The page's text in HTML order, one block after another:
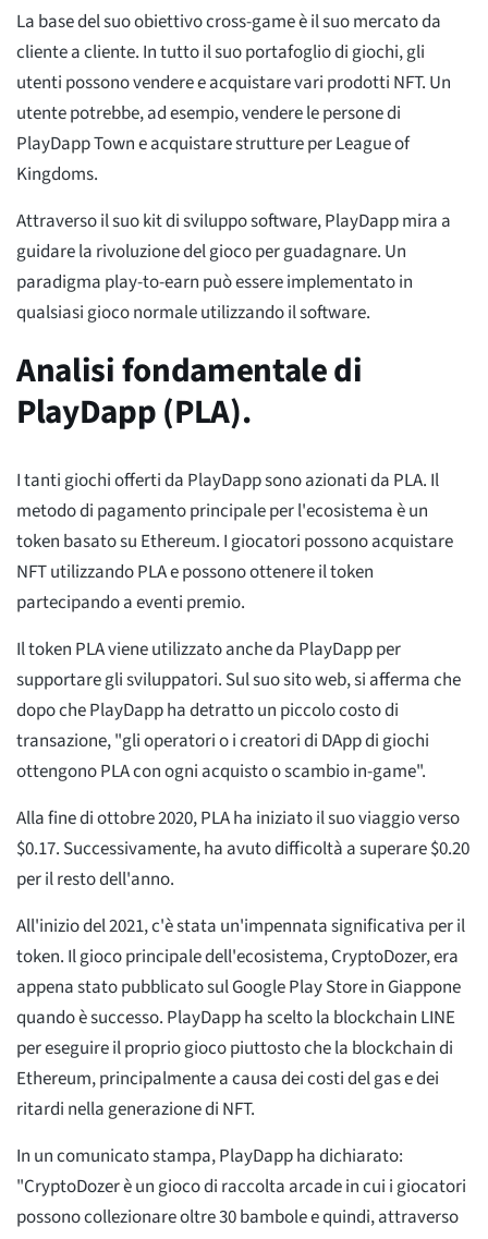
La base del suo obiettivo cross-game è il suo mercato da
cliente a cliente. In tutto il suo portafoglio di giochi, gli
utenti possono vendere e acquistare vari prodotti NFT. Un
utente potrebbe, ad esempio, vendere le persone di
PlayDapp Town e acquistare strutture per League of
Kingdoms.
Attraverso il suo kit di sviluppo software, PlayDapp mira a
guidare la rivoluzione del gioco per guadagnare. Un
paradigma play-to-earn può essere implementato in
qualsiasi gioco normale utilizzando il software.
Analisi fondamentale di
PlayDapp (PLA).
I tanti giochi offerti da PlayDapp sono azionati da PLA. Il
metodo di pagamento principale per l'ecosistema è un
token basato su Ethereum. I giocatori possono acquistare
NFT utilizzando PLA e possono ottenere il token
partecipando a eventi premio.
Il token PLA viene utilizzato anche da PlayDapp per
supportare gli sviluppatori. Sul suo sito web, si afferma che
dopo che PlayDapp ha detratto un piccolo costo di
transazione, "gli operatori o i creatori di DApp di giochi
ottengono PLA con ogni acquisto o scambio in-game".
Alla fine di ottobre 2020, PLA ha iniziato il suo viaggio verso
$0.17. Successivamente, ha avuto difficoltà a superare $0.20
per il resto dell'anno.
All'inizio del 2021, c'è stata un'impennata significativa per il
token. Il gioco principale dell'ecosistema, CryptoDozer, era
appena stato pubblicato sul Google Play Store in Giappone
quando è successo. PlayDapp ha scelto la blockchain LINE
per eseguire il proprio gioco piuttosto che la blockchain di
Ethereum, principalmente a causa dei costi del gas e dei
ritardi nella generazione di NFT.
In un comunicato stampa, PlayDapp ha dichiarato:
"CryptoDozer è un gioco di raccolta arcade in cui i giocatori
possono collezionare oltre 30 bambole e quindi, attraverso